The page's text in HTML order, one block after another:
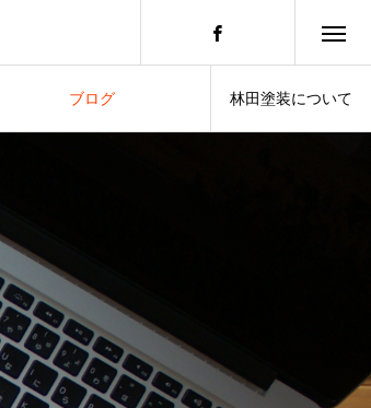
ブログ
林田塗装について